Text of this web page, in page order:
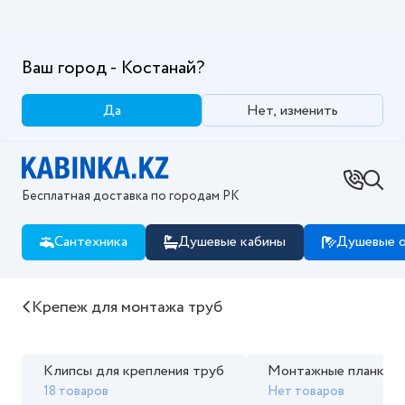
Ваш город - Костанай?
Да Нет, изменить
Бесплатная доставка по городам РК
Сантехника Душевые кабины Душевые
Купить Крепеж для монтажа труб в интернет
Крепеж для монтажа труб
Клипсы для крепления труб
18 товаров
Монтажные планки
Нет товаров